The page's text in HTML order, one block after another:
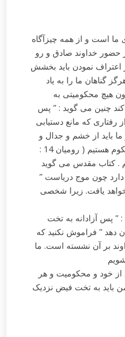
ما است و از همه چیزآگاه
. باید در حضور خداوند صادق و رو
اعتراف نمودن باید بخشش
گناهان ما را به یاد
هیچ محکومیتی به
باره دعا صحبت می کند چنین می گوید : ” پس
رفتاری که مانع دستیابی
باید از خشم و جدال و
شک آزاد شویم. کتاب مقدس می گوید که اگر در ما شکی وجود داشته باشد محکوم هستیم ( رومیان 14 :
” اما با ایمان درخواست کند و هیچ تردید دارد در خود راه ندهد زیرا کسی که تردید دارد چون موج دریاست
یافت. زیرا شخصی
بیائیم همانطور که در عبرانیان 2: 14 می گوید : ” پس آزادانه به تخت
دهد ” فراموش نکنید که
بر آن نشسته است. ما
از خود و محکومیت و هر
باید به تخت فیض نزدیک